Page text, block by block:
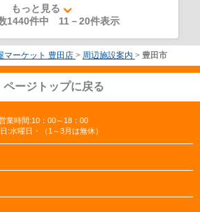
もっと見る
1440件中 11 －20件表示
マーケット 豊田店 > 周辺施設案内 > 豊田市
ページトップに戻る
業時間:10：00～18：00
:水曜日・（1～3月は無休）